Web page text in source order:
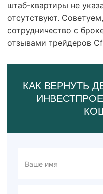
штаб-квартиры не
отсутствуют.
сотрудничество с
отзывами трейдеров
КАК ВЕРНУТЬ